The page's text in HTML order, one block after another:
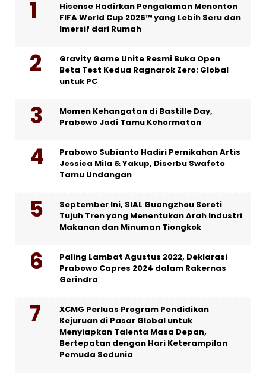
Hisense Hadirkan Pengalaman Menonton
FIFA World Cup 2026™ yang Lebih Seru dan
Imersif dari Rumah
Gravity Game Unite Resmi Buka Open
Beta Test Kedua Ragnarok Zero: Global
untuk PC
Momen Kehangatan di Bastille Day,
Prabowo Jadi Tamu Kehormatan
Prabowo Subianto Hadiri Pernikahan Artis
Jessica Mila & Yakup, Diserbu Swafoto
Tamu Undangan
September Ini, SIAL Guangzhou Soroti
Tujuh Tren yang Menentukan Arah Industri
Makanan dan Minuman Tiongkok
Paling Lambat Agustus 2022, Deklarasi
Prabowo Capres 2024 dalam Rakernas
Gerindra
XCMG Perluas Program Pendidikan
Kejuruan di Pasar Global untuk
Menyiapkan Talenta Masa Depan,
Bertepatan dengan Hari Keterampilan
Pemuda Sedunia